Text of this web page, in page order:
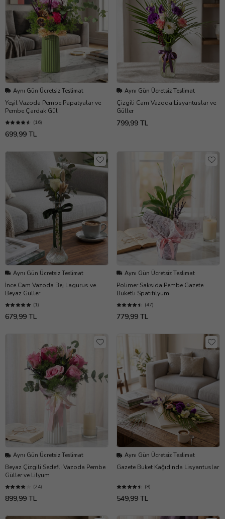
Aynı Gün Ücretsiz Teslimat
Yeşil Vazoda Pembe Papatyalar ve
Pembe Çardak Gül
(16)
699,99 TL
Aynı Gün Ücretsiz Teslimat
Çizgili Cam Vazoda Lisyantuslar ve
Güller
799,99 TL
Aynı Gün Ücretsiz Teslimat
İnce Cam Vazoda Bej Lagurus ve
Beyaz Güller
(1)
679,99 TL
Aynı Gün Ücretsiz Teslimat
Polimer Saksıda Pembe Gazete
Buketli Spatifilyum
(47)
779,99 TL
Aynı Gün Ücretsiz Teslimat
Beyaz Çizgili Sedefli Vazoda Pembe
Güller ve Lilyum
(24)
899,99 TL
Aynı Gün Ücretsiz Teslimat
Gazete Buket Kağıdında Lisyantuslar
(8)
549,99 TL